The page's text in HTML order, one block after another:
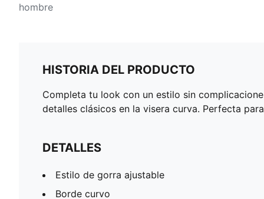
hombre
HISTORIA DEL PRODUCTO
Completa tu look con un estilo sin
detalles clásicos en la visera curva. Perfecta
DETALLES
Estilo de gorra ajustable
Borde curvo